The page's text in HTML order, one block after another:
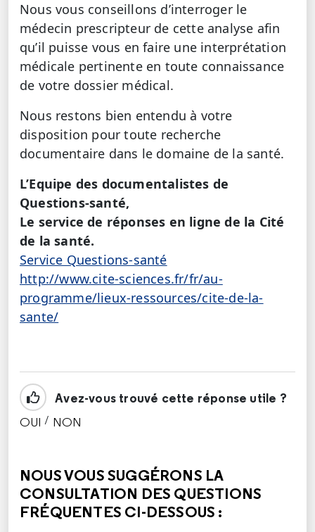
Nous vous conseillons d’interroger le
médecin prescripteur de cette analyse afin
qu’il puisse vous en faire une interprétation
médicale pertinente en toute connaissance
de votre dossier médical.
Nous restons bien entendu à votre
disposition pour toute recherche
documentaire dans le domaine de la santé.
L’Equipe des documentalistes de
Questions-santé,
Le service de réponses en ligne de la Cité
de la santé.
Service Questions-santé
http://www.cite-sciences.fr/fr/au-
programme/lieux-ressources/cite-de-la-
sante/
Avez-vous trouvé cette réponse utile ?
OUI / NON
NOUS VOUS SUGGÉRONS LA
CONSULTATION DES QUESTIONS
FRÉQUENTES CI-DESSOUS :